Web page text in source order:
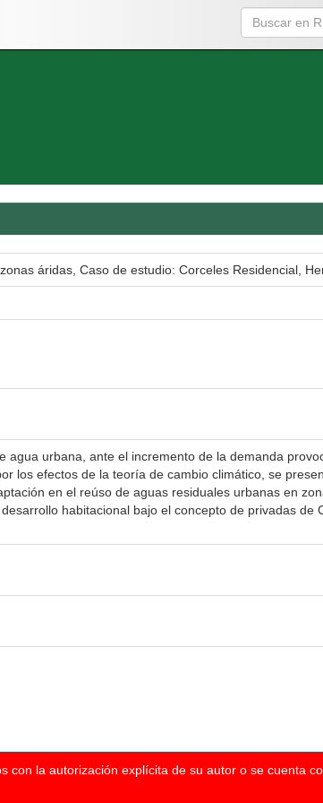
áridas, Caso de estudio: Corceles Residencial,
urbana, ante el incremento de la demanda
los efectos de la teoría de cambio climático, se
en el reúso de aguas residuales urbanas en
habitacional bajo el concepto de privadas de
con la autorización explícita de su autor o se cuenta